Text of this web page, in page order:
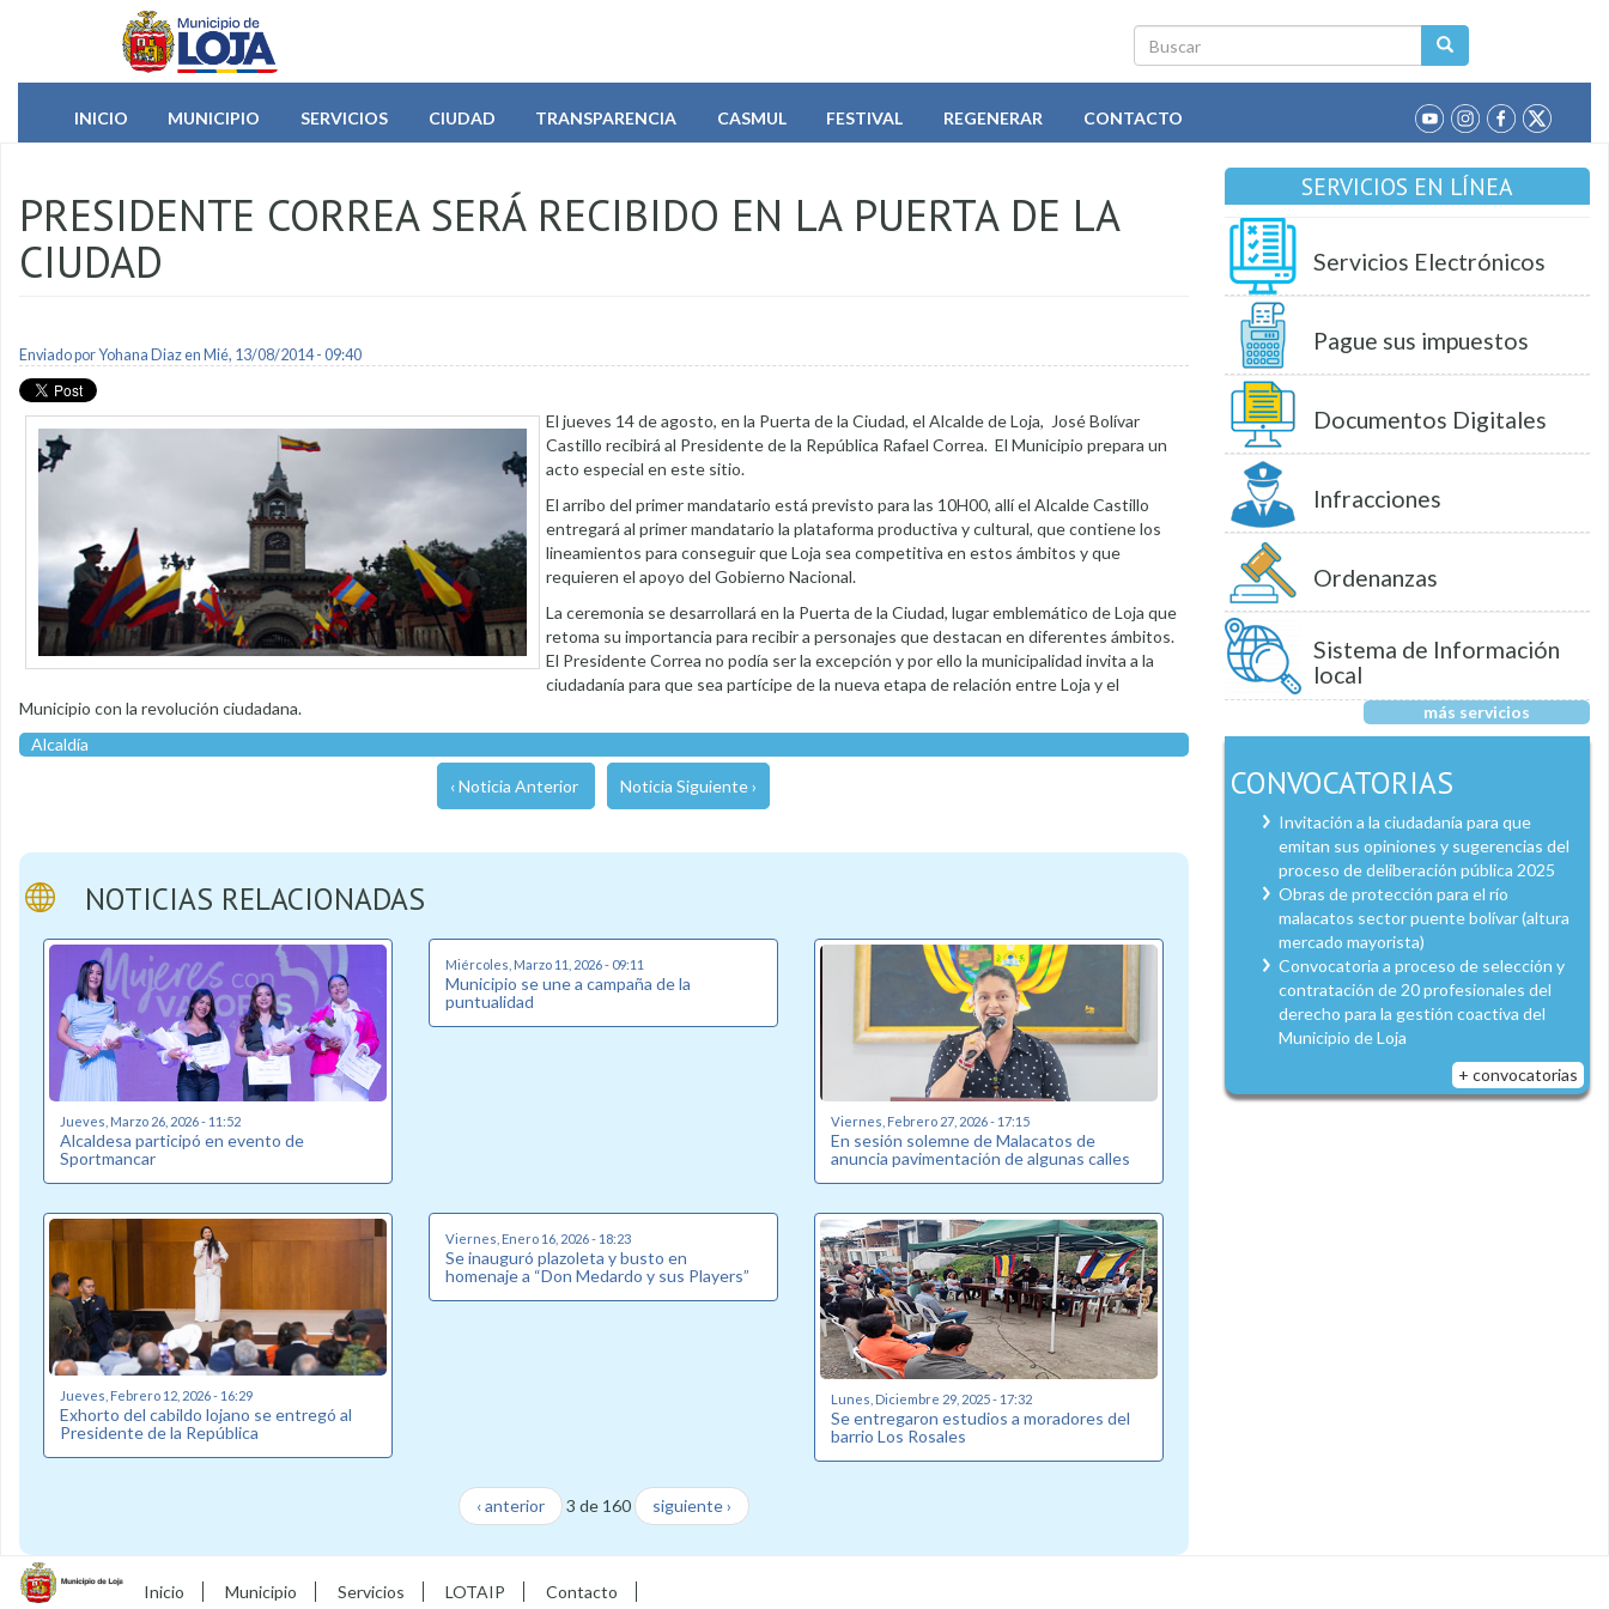
Pasar al contenido principal
Buscar
INICIO
MUNICIPIO SERVICIOS CIUDAD TRANSPARENCIA CASMUL FESTIVAL REGENERAR CONTACTO
PRESIDENTE CORREA SERÁ RECIBIDO EN LA PUERTA DE LA
CIUDAD
Enviado porYohana Diazen Mié, 13/08/2014 - 09:40
El jueves 14 de agosto, en la Puerta de la Ciudad, el Alcalde de Loja, José Bolívar
Castillo recibirá al Presidente de la República Rafael Correa. El Municipio prepara un
acto especial en este sitio.
El arribo del primer mandatario está previsto para las 10H00, allí el Alcalde Castillo
entregará al primer mandatario la plataforma productiva y cultural, que contiene los
lineamientos para conseguir que Loja sea competitiva en estos ámbitos y que
requieren el apoyo del Gobierno Nacional.
La ceremonia se desarrollará en la Puerta de la Ciudad, lugar emblemático de Loja que
retoma su importancia para recibir a personajes que destacan en diferentes ámbitos.
El Presidente Correa no podía ser la excepción y por ello la municipalidad invita a la
ciudadanía para que sea partícipe de la nueva etapa de relación entre Loja y el
Municipio con la revolución ciudadana.
Alcaldía
‹ Noticia Anterior Noticia Siguiente ›
NOTICIAS RELACIONADAS
Jueves, Marzo 26, 2026 - 11:52
Alcaldesa participó en evento de
Sportmancar
Miércoles, Marzo 11, 2026 - 09:11
Municipio se une a campaña de la
puntualidad
Viernes, Febrero 27, 2026 - 17:15
En sesión solemne de Malacatos de
anuncia pavimentación de algunas calles
Jueves, Febrero 12, 2026 - 16:29
Exhorto del cabildo lojano se entregó al
Presidente de la República
Viernes, Enero 16, 2026 - 18:23
Se inauguró plazoleta y busto en
homenaje a “Don Medardo y sus Players”
Lunes, Diciembre 29, 2025 - 17:32
Se entregaron estudios a moradores del
barrio Los Rosales
‹ anterior 3 de 160 siguiente ›
SERVICIOS EN LÍNEA
Servicios Electrónicos
Pague sus impuestos
Documentos Digitales
Infracciones
Ordenanzas
Sistema de Información
local
más servicios
CONVOCATORIAS
Invitación a la ciudadanía para que
emitan sus opiniones y sugerencias del
proceso de deliberación pública 2025
Obras de protección para el río
malacatos sector puente bolívar (altura
mercado mayorista)
Convocatoria a proceso de selección y
contratación de 20 profesionales del
derecho para la gestión coactiva del
Municipio de Loja
+ convocatorias
Inicio Municipio Servicios LOTAIP Contacto